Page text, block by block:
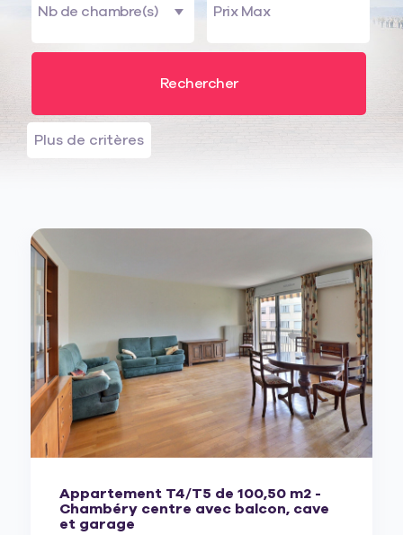
Plus de critères
Appartement T4/T5 de 100,50 m2 -
Chambéry centre avec balcon, cave
et garage